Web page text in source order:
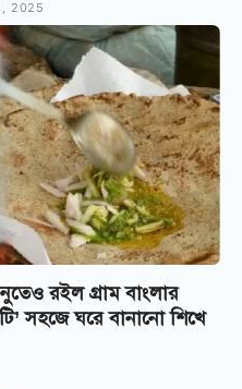
2025
রইল গ্রাম বাংলার
সহজে ঘরে বানানো শিখে